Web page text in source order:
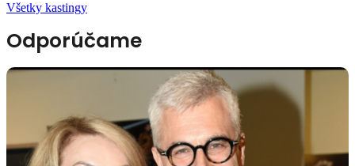
Všetky kastingy
Odporúčame